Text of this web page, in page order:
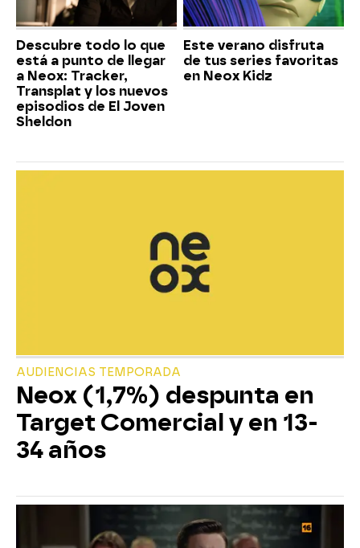
Descubre todo lo que
está a punto de llegar
a Neox: Tracker,
Transplat y los nuevos
episodios de El Joven
Sheldon
Este verano disfruta
de tus series favoritas
en Neox Kidz
AUDIENCIAS TEMPORADA
Neox (1,7%) despunta en
Target Comercial y en 13-
34 años